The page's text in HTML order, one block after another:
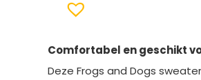
Comfortabel en geschikt
Deze Frogs and Dogs